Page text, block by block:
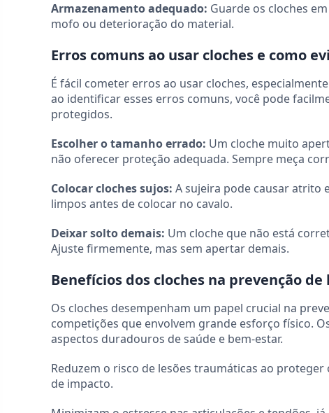
Armazenamento adequado: Guarde os cloches
mofo ou deterioração do material.
Erros comuns ao usar cloches e como
É fácil cometer erros ao usar cloches,
ao identificar esses erros comuns, você pode
protegidos.
Escolher o tamanho errado: Um cloche muito
não oferecer proteção adequada. Sempre meça
Colocar cloches sujos: A sujeira pode causar atrito
limpos antes de colocar no cavalo.
Deixar solto demais: Um cloche que não está
Ajuste firmemente, mas sem apertar demais.
Benefícios dos cloches na prevenção de
Os cloches desempenham um papel crucial na
competições que envolvem grande esforço físico.
aspectos duradouros de saúde e bem-estar.
Reduzem o risco de lesões traumáticas ao
de impacto.